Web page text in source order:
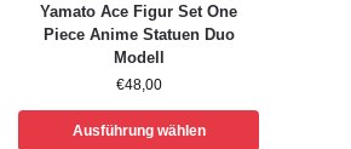
Yamato Ace Figur Set One
Piece Anime Statuen Duo
Modell
€48,00
Ausführung wählen